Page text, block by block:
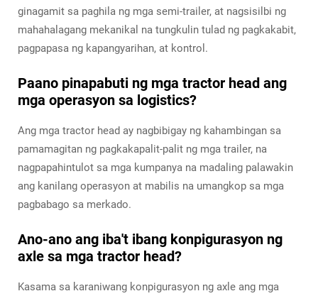
ginagamit sa paghila ng mga semi-trailer, at nagsisilbi ng
mahahalagang mekanikal na tungkulin tulad ng pagkakabit,
pagpapasa ng kapangyarihan, at kontrol.
Paano pinapabuti ng mga tractor head ang
mga operasyon sa logistics?
Ang mga tractor head ay nagbibigay ng kahambingan sa
pamamagitan ng pagkakapalit-palit ng mga trailer, na
nagpapahintulot sa mga kumpanya na madaling palawakin
ang kanilang operasyon at mabilis na umangkop sa mga
pagbabago sa merkado.
Ano-ano ang iba't ibang konpigurasyon ng
axle sa mga tractor head?
Kasama sa karaniwang konpigurasyon ng axle ang mga